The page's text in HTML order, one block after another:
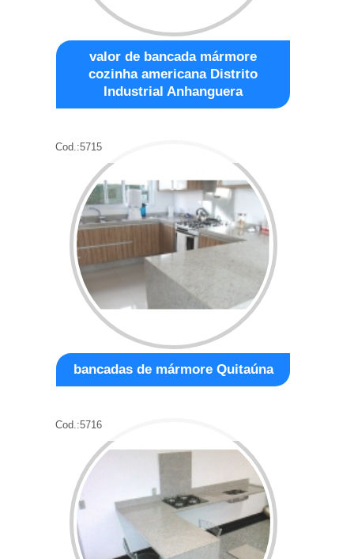
valor de bancada mármore
cozinha americana Distrito
Industrial Anhanguera
Cod.:5715
bancadas de mármore Quitaúna
Cod.:5716